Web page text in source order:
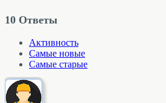
10 Ответы
Активность
Самые новые
Самые старые